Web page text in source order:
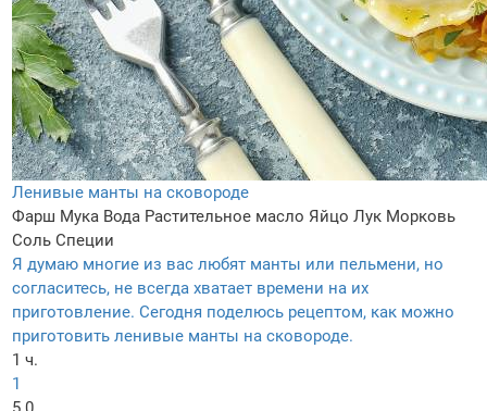
Ленивые манты на сковороде
Фарш Мука Вода Растительное масло Яйцо Лук Морковь
Соль Специи
Я думаю многие из вас любят манты или пельмени, но
согласитесь, не всегда хватает времени на их
приготовление. Сегодня поделюсь рецептом, как можно
приготовить ленивые манты на сковороде.
1 ч.
1